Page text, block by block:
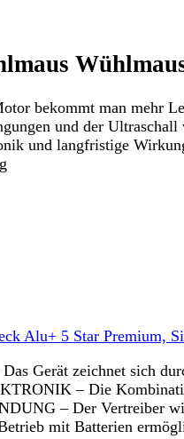
bekommt man mehr
und der
und langfristige
Alu+ 5 Star Premium,
Gerät zeichnet sich
– Die
– Der Vertreiber
mit Batterien